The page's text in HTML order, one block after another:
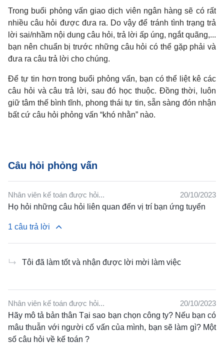
Trong buổi phỏng vấn giao dịch viên ngân hàng sẽ có rất
nhiều câu hỏi được đưa ra. Do vậy để tránh tình trạng trả
lời sai/nhầm nội dung câu hỏi, trả lời ấp úng, ngắt quãng,...
bạn nên chuẩn bị trước những câu hỏi có thể gặp phải và
đưa ra câu trả lời cho chúng.
Để tự tin hơn trong buổi phỏng vấn, bạn có thể liệt kê các
câu hỏi và câu trả lời, sau đó học thuộc. Đồng thời, luôn
giữ tâm thế bình tĩnh, phong thái tự tin, sẵn sàng đón nhận
bất cứ câu hỏi phỏng vấn “khó nhằn” nào.
Câu hỏi phỏng vấn
Nhân viên kế toán được hỏi...
20/10/2023
Họ hỏi những câu hỏi liên quan đến vị trí bạn ứng tuyển
1 câu trả lời
↳ Tôi đã làm tốt và nhận được lời mời làm việc
Nhân viên kế toán được hỏi...
20/10/2023
Hãy mô tả bản thân Tại sao bạn chọn công ty? Nếu bạn có
mâu thuẫn với người cố vấn của mình, bạn sẽ làm gì? Một
số câu hỏi về kế toán ?